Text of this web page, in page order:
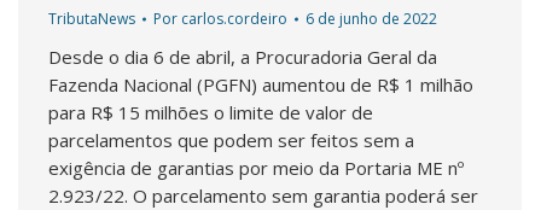
TributaNews Por carlos.cordeiro 6 de junho de 2022
Desde o dia 6 de abril, a Procuradoria Geral da
Fazenda Nacional (PGFN) aumentou de R$ 1 milhão
para R$ 15 milhões o limite de valor de
parcelamentos que podem ser feitos sem a
exigência de garantias por meio da Portaria ME nº
2.923/22. O parcelamento sem garantia poderá ser